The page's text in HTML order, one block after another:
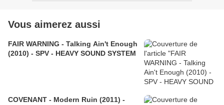
Vous aimerez aussi
FAIR WARNING - Talking Ain't Enough
(2010) - SPV - HEAVY SOUND SYSTEM
COVENANT - Modern Ruin (2011) -